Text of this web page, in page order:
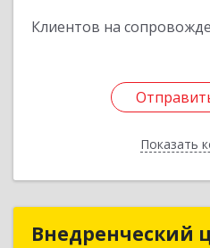
Клиентов на
Показать
Внедренческий